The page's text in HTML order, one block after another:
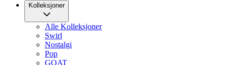
Kolleksjoner
Alle Kolleksjoner
Swirl
Nostalgi
Pop
GOAT